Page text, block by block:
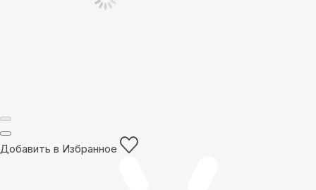
Добавить в Избранное